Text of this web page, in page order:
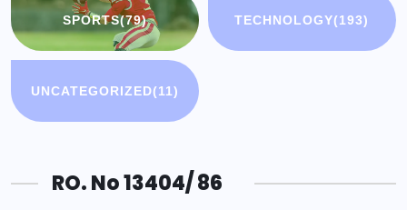
SPORTS(79) TECHNOLOGY(193)
UNCATEGORIZED(11)
RO. No 13404/ 86